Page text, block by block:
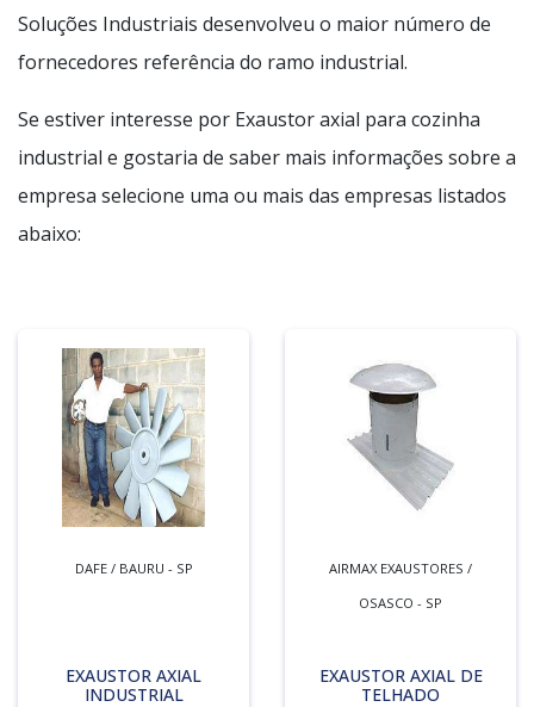
Soluções Industriais desenvolveu o maior número de
fornecedores referência do ramo industrial.
Se estiver interesse por Exaustor axial para cozinha
industrial e gostaria de saber mais informações sobre a
empresa selecione uma ou mais das empresas listados
abaixo:
DAFE / BAURU - SP
EXAUSTOR AXIAL
INDUSTRIAL
AIRMAX EXAUSTORES /
OSASCO - SP
EXAUSTOR AXIAL DE
TELHADO